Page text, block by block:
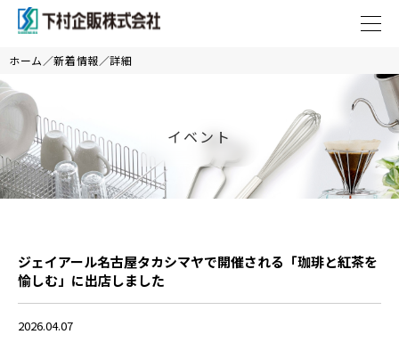
ホーム 新着情報 詳細
イベント
ジェイアール名古屋タカシマヤで開催される「珈琲と紅茶を
愉しむ」に出店しました
2026.04.07